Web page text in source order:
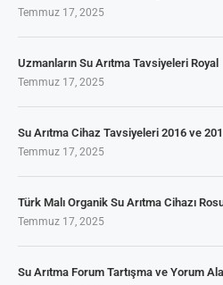
Temmuz 17, 2025
Uzmanların Su Arıtma Tavsiyeleri Royal
Temmuz 17, 2025
Su Arıtma Cihaz Tavsiyeleri 2016 ve
Temmuz 17, 2025
Türk Malı Organik Su Arıtma Cihazı
Temmuz 17, 2025
Su Arıtma Forum Tartışma ve Yorum